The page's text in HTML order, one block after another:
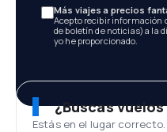
Más viajes a precios
Acepto recibir información
de boletín de noticias) a la
yo he proporcionado.
¿Buscas
Estás en el lugar